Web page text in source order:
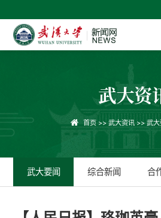
武大资
首页>> 武大资讯>> 武大
武大要闻 综合新闻 合